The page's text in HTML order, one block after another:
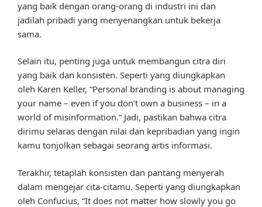
yang baik dengan orang-orang di industri ini dan
jadilah pribadi yang menyenangkan untuk bekerja
sama.
Selain itu, penting juga untuk membangun citra diri
yang baik dan konsisten. Seperti yang diungkapkan
oleh Karen Keller, “Personal branding is about managing
your name – even if you don’t own a business – in a
world of misinformation.” Jadi, pastikan bahwa citra
dirimu selaras dengan nilai dan kepribadian yang ingin
kamu tonjolkan sebagai seorang artis informasi.
Terakhir, tetaplah konsisten dan pantang menyerah
dalam mengejar cita-citamu. Seperti yang diungkapkan
oleh Confucius, “It does not matter how slowly you go